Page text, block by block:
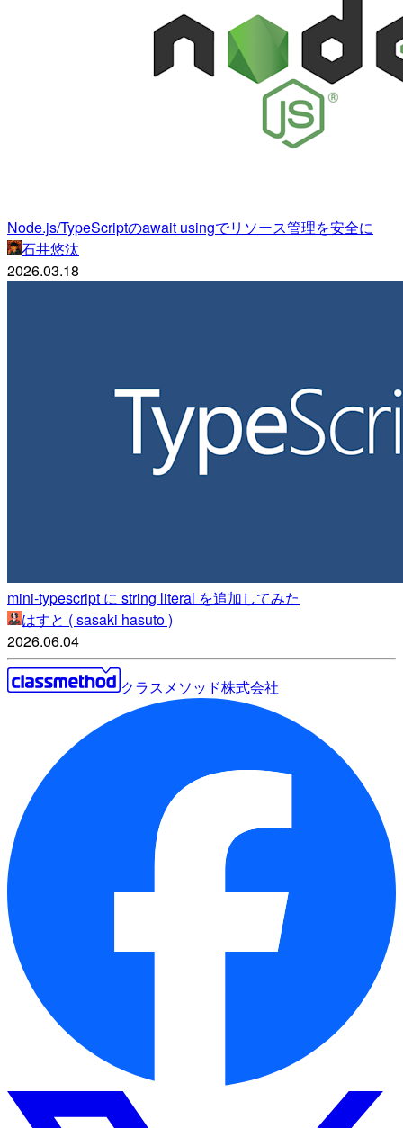
Node.js/TypeScriptのawait usingでリソース管理を安全に
石井悠汰
2026.03.18
mini-typescript に string literal を追加してみた
はすと ( sasaki hasuto )
2026.06.04
クラスメソッド株式会社